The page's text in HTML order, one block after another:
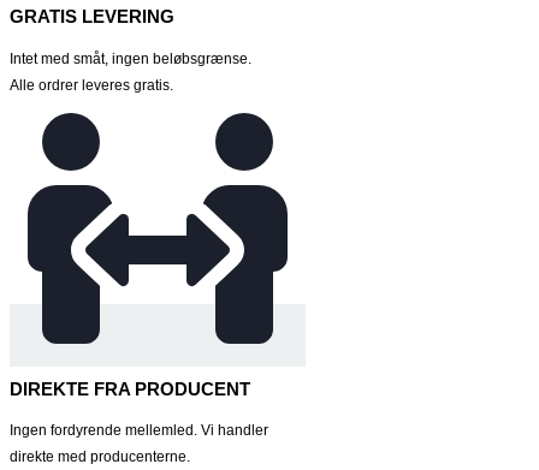
GRATIS LEVERING
Intet med småt, ingen beløbsgrænse.
Alle ordrer leveres gratis.
DIREKTE FRA PRODUCENT
Ingen fordyrende mellemled. Vi handler
direkte med producenterne.